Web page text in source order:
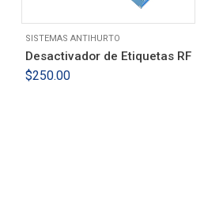
SISTEMAS ANTIHURTO
Desactivador de Etiquetas RF
$250.00